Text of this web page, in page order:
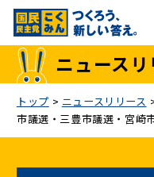
国民民主党トップ
議員
ニュースリ
トップ > ニュースリリース
市議選・三豊市議選・宮崎